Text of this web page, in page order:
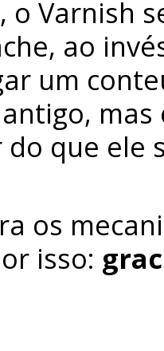
o Varnish
ao
um
do que ele
os
isso: